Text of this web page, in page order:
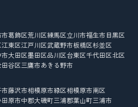
葛飾区荒川区練馬区立川市福生市 目黒区
江東区江戸川区武蔵野市板橋区杉並区
大田区墨田区品川区台東区千代田区北区
田谷区三鷹市あきる野市
藤沢市相模原市緑区相模原市南区
原市中郡大磯町三浦郡葉山町三浦市